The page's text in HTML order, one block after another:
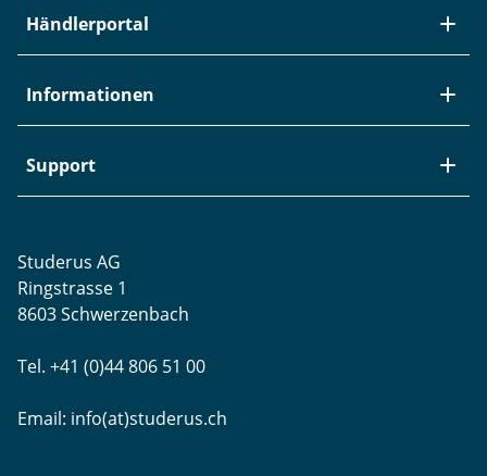
Über Studerus
Team
Kontakt
Studerus als Arbeitgeber
Aktuelle Jobs
Referenzen
Datenschutz
Händlerportal
Neuheiten / EOL
Datenanbindung
Swiss Service Pack
Zyxel-Partnerprogramm
Informationen
Bezugsquellen
Garantieinformationen
Brands
Blog
Support
Projektunterstützung
WLAN-Ausmessung
Remote Desktop
Studerus AG
Ringstrasse 1
8603 Schwerzenbach
Tel. +41 (0)44 806 51 00
Email: info(at)studerus.ch